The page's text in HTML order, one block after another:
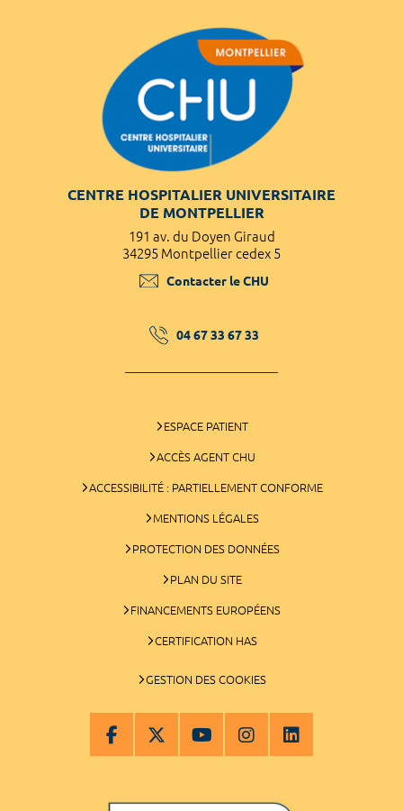
CENTRE HOSPITALIER UNIVERSITAIRE
DE MONTPELLIER
191 av. du Doyen Giraud
34295 Montpellier cedex 5
Contacter le CHU
04 67 33 67 33
ESPACE PATIENT
ACCÈS AGENT CHU
ACCESSIBILITÉ : PARTIELLEMENT CONFORME
MENTIONS LÉGALES
PROTECTION DES DONNÉES
PLAN DU SITE
FINANCEMENTS EUROPÉENS
CERTIFICATION HAS
GESTION DES COOKIES